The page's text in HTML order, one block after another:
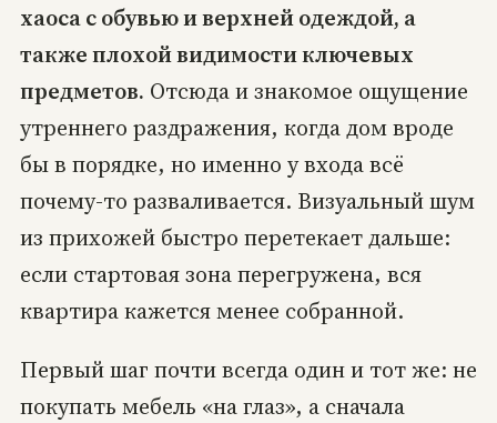
хаоса с обувью и верхней одеждой, а
также плохой видимости ключевых
предметов. Отсюда и знакомое ощущение
утреннего раздражения, когда дом вроде
бы в порядке, но именно у входа всё
почему-то разваливается. Визуальный шум
из прихожей быстро перетекает дальше:
если стартовая зона перегружена, вся
квартира кажется менее собранной.
Первый шаг почти всегда один и тот же: не
покупать мебель «на глаз», а сначала